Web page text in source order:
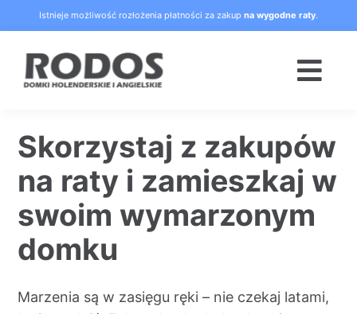
to
content
Istnieje możliwość rozłożenia płatności za zakup na wygodne raty.
Oferta
Blog
Skorzystaj z zakupów
na raty i zamieszkaj w
swoim wymarzonym
domku
Marzenia są w zasięgu ręki – nie czekaj latami,